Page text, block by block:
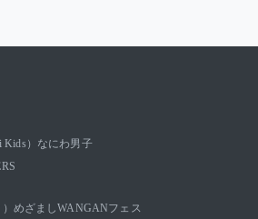
） なにわ男子
めざましWANGANフェス